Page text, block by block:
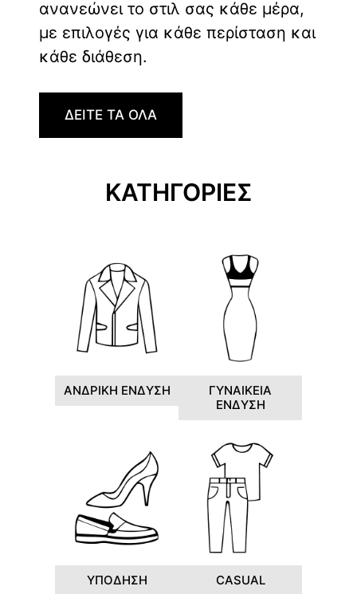
ανανεώνει το στιλ σας κάθε μέρα,
με επιλογές για κάθε περίσταση και
κάθε διάθεση.
ΔΕΙΤΕ ΤΑ ΟΛΑ
ΚΑΤΗΓΟΡΙΕΣ
ΑΝΔΡΙΚΗ ΕΝΔΥΣΗ
ΓΥΝΑΙΚΕΙΑ
ΕΝΔΥΣΗ
ΥΠΟΔΗΣΗ CASUAL